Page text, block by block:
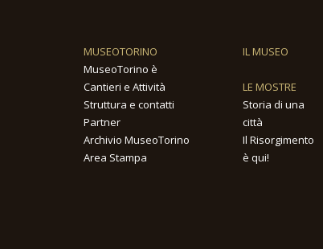
MUSEOTORINO
MuseoTorino è
Cantieri e Attività
Struttura e contatti
Partner
Archivio MuseoTorino
Area Stampa
IL MUSEO
LE MOSTRE
Storia di una
città
Il Risorgimento
è qui!